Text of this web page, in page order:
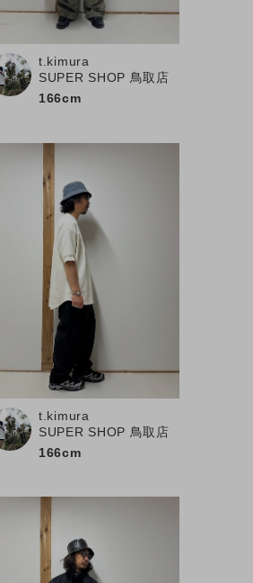
t.kimura
SUPER SHOP 鳥取店
166cm
t.kimura
SUPER SHOP 鳥取店
166cm